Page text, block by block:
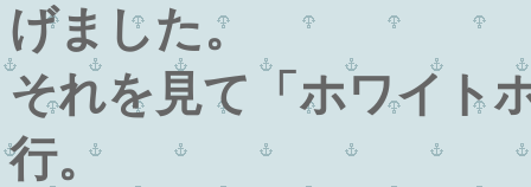
げました。
それを見て「ホワイト
行。